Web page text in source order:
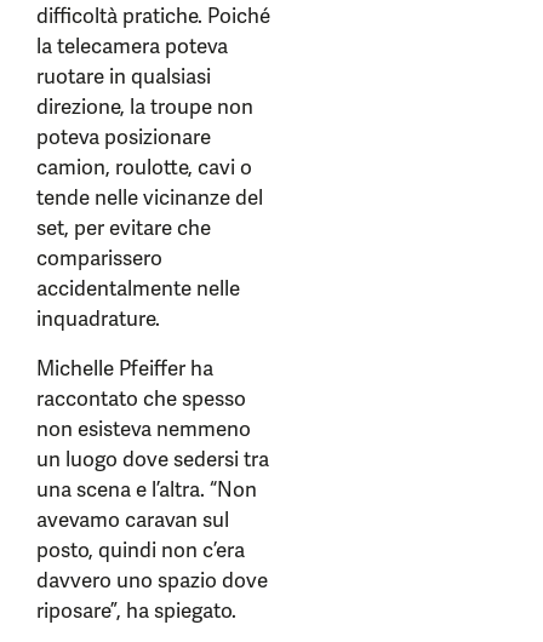
difficoltà pratiche. Poiché
la telecamera poteva
ruotare in qualsiasi
direzione, la troupe non
poteva posizionare
camion, roulotte, cavi o
tende nelle vicinanze del
set, per evitare che
comparissero
accidentalmente nelle
inquadrature.
Michelle Pfeiffer ha
raccontato che spesso
non esisteva nemmeno
un luogo dove sedersi tra
una scena e l’altra. “Non
avevamo caravan sul
posto, quindi non c’era
davvero uno spazio dove
riposare”, ha spiegato.